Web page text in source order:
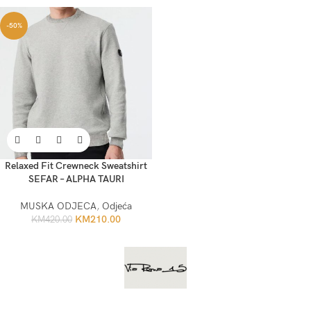
-50%
Relaxed Fit Crewneck Sweatshirt
SEFAR – ALPHA TAURI
MUSKA ODJECA, Odjeća
KM420.00 KM210.00